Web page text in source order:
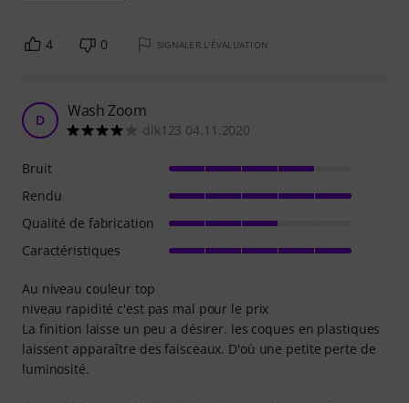
4 0 SIGNALER L'ÉVALUATION
D Wash Zoom
dlk123 04.11.2020
Au niveau couleur top
niveau rapidité c'est pas mal pour le prix
La finition laisse un peu a désirer. les coques en plastiques
laissent apparaître des faisceaux. D'où une petite perte de
luminosité.
Bruit
Rendu
Qualité de fabrication
Caractéristiques